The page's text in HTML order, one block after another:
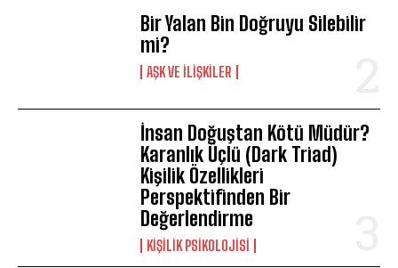
Bir Yalan Bin Doğruyu Silebilir
mi?
AŞK VE İLIŞKILER
İnsan Doğuştan Kötü Müdür?
Karanlık Üçlü (Dark Triad)
Kişilik Özellikleri
Perspektifinden Bir
Değerlendirme
KIŞILIK PSIKOLOJISI